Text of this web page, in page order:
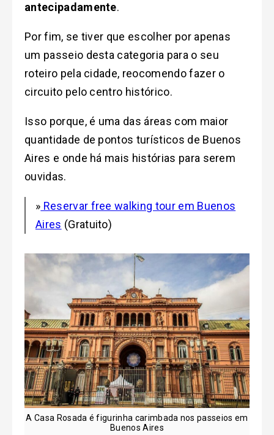
antecipadamente.
Por fim, se tiver que escolher por apenas
um passeio desta categoria para o seu
roteiro pela cidade, reocomendo fazer o
circuito pelo centro histórico.
Isso porque, é uma das áreas com maior
quantidade de pontos turísticos de Buenos
Aires e onde há mais histórias para serem
ouvidas.
» Reservar free walking tour em Buenos
Aires (Gratuito)
A Casa Rosada é figurinha carimbada nos passeios em
Buenos Aires